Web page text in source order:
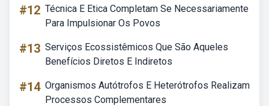
#12 Técnica E Etica Completam Se Necessariamente
Para Impulsionar Os Povos
#13 Serviços Ecossistêmicos Que São Aqueles
Benefícios Diretos E Indiretos
#14 Organismos Autótrofos E Heterótrofos Realizam
Processos Complementares